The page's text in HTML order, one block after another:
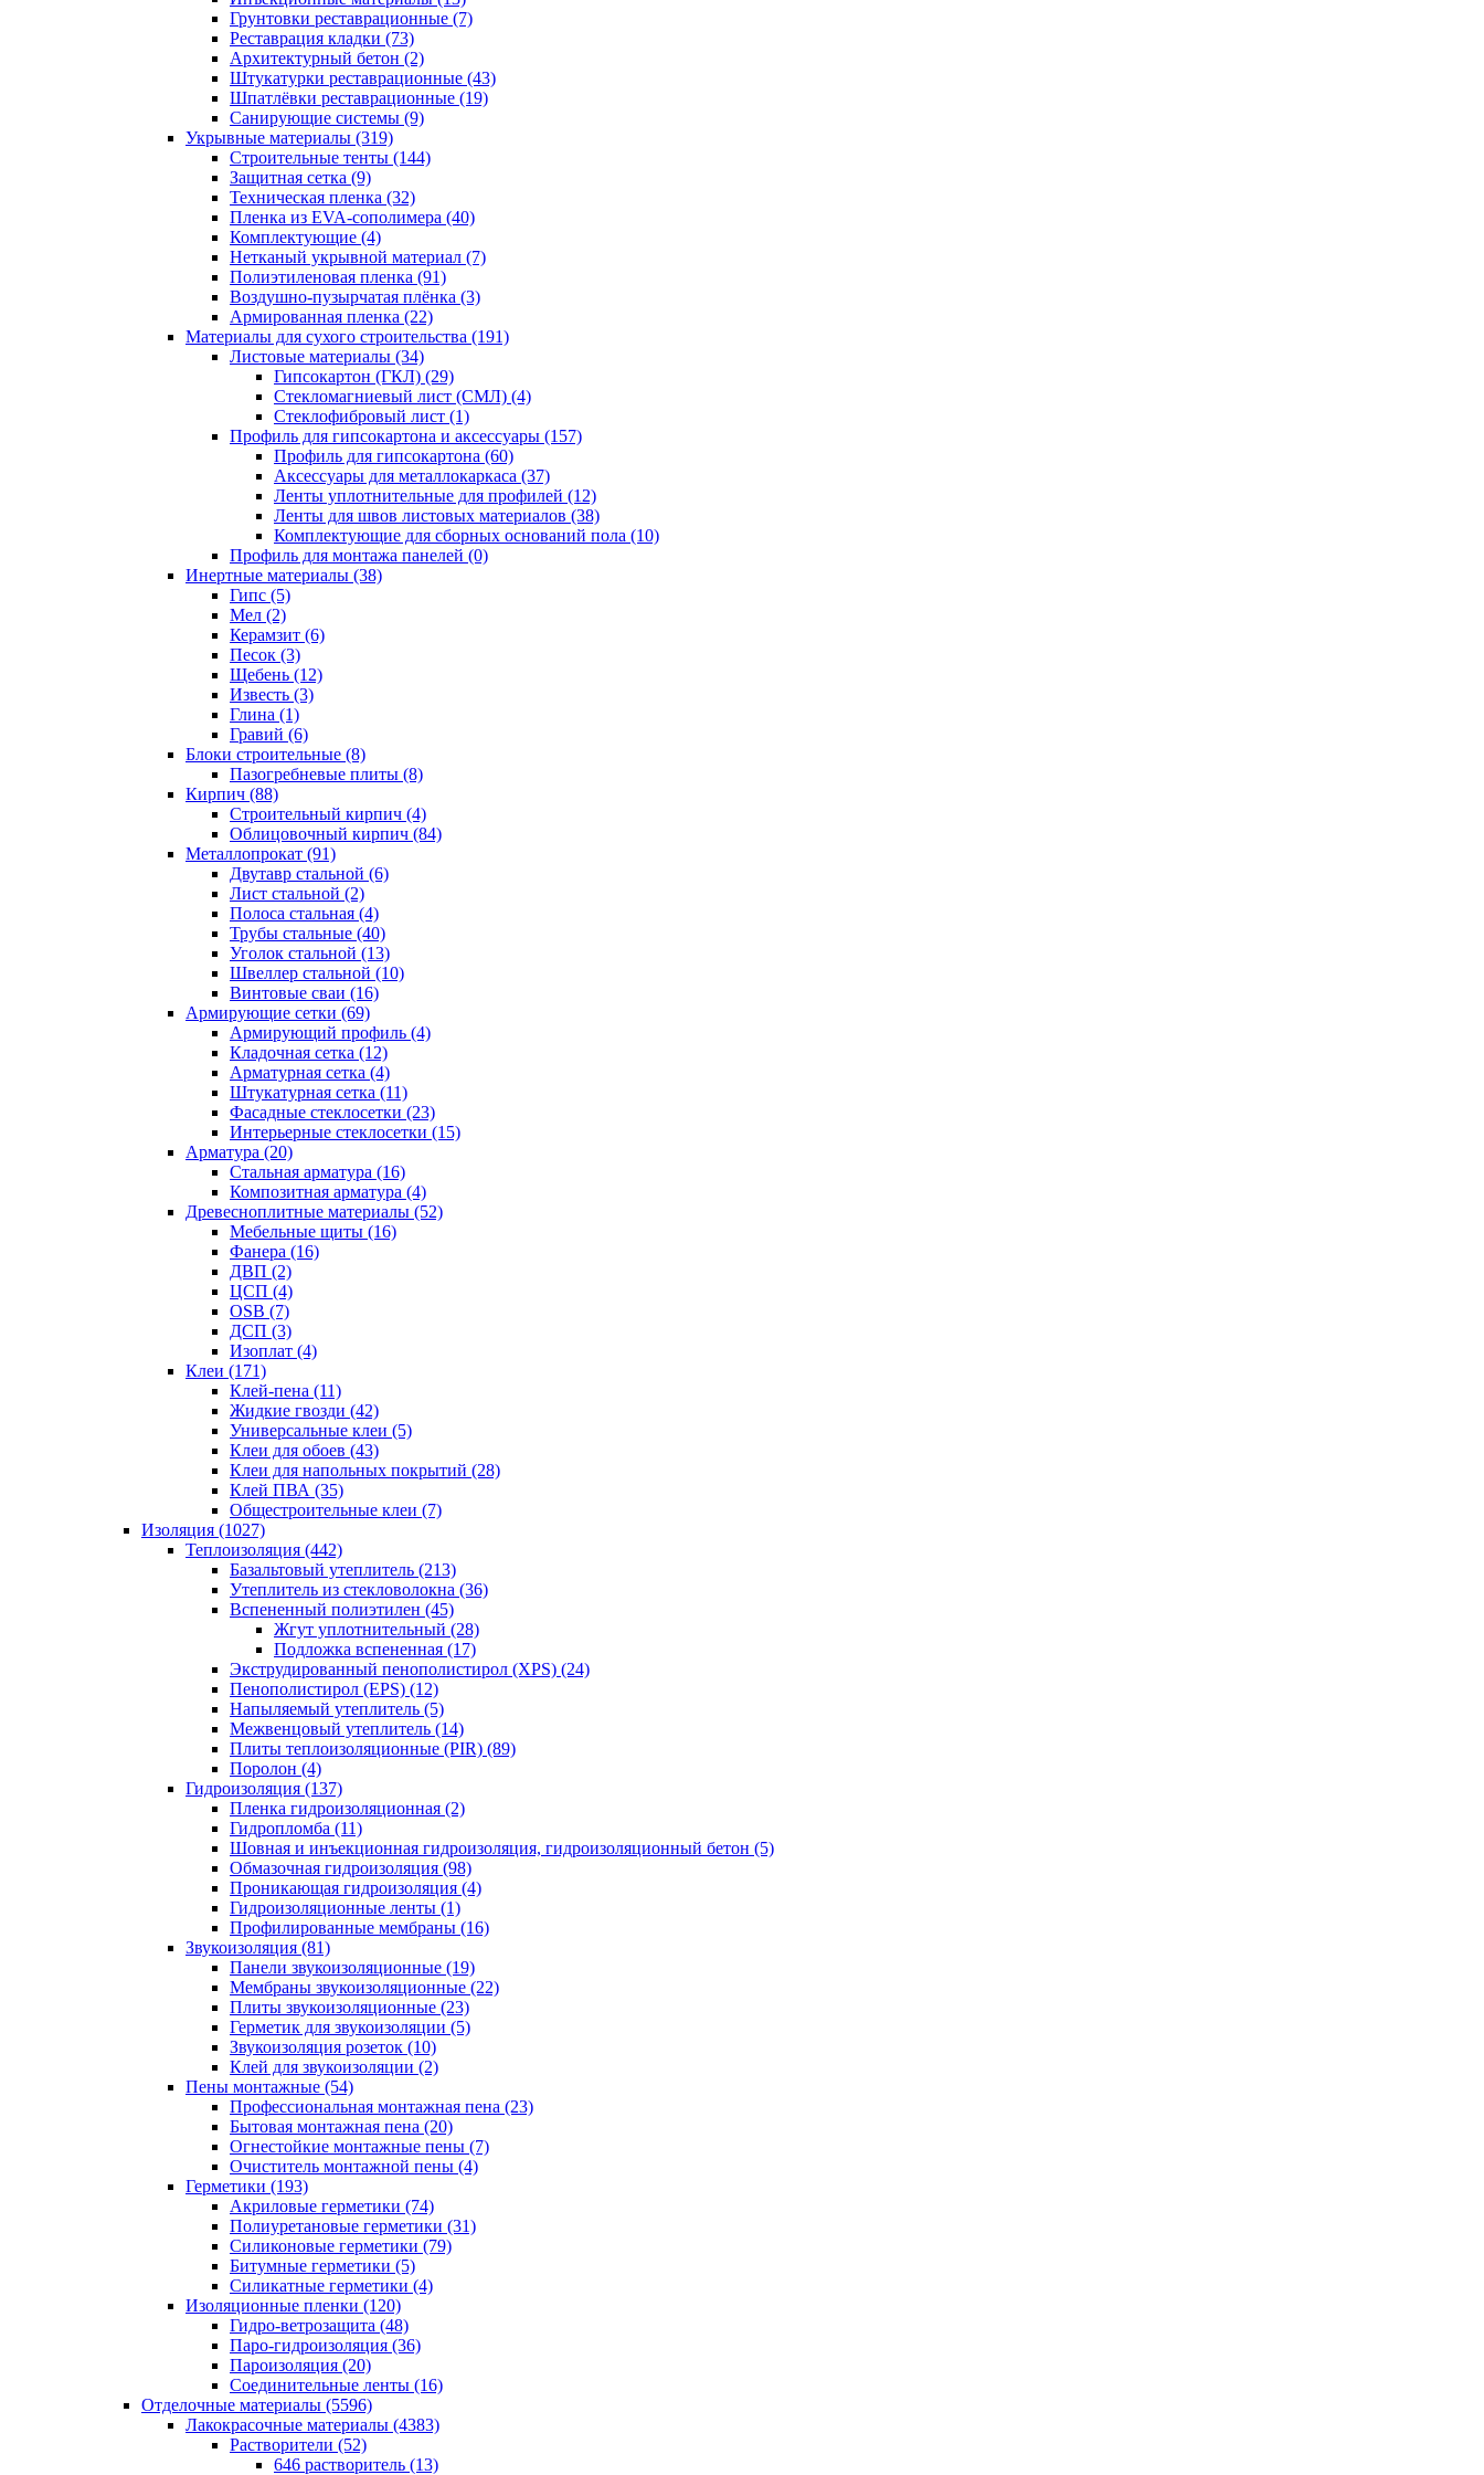
Грунтовки реставрационные (7)
Реставрация кладки (73)
Архитектурный бетон (2)
Штукатурки реставрационные (43)
Шпатлёвки реставрационные (19)
Санирующие системы (9)
Укрывные материалы (319)
Строительные тенты (144)
Защитная сетка (9)
Техническая пленка (32)
Пленка из EVA-сополимера (40)
Комплектующие (4)
Нетканый укрывной материал (7)
Полиэтиленовая пленка (91)
Воздушно-пузырчатая плёнка (3)
Армированная пленка (22)
Материалы для сухого строительства (191)
Листовые материалы (34)
Гипсокартон (ГКЛ) (29)
Стекломагниевый лист (СМЛ) (4)
Cтеклофибровый лист (1)
Профиль для гипсокартона и аксессуары (157)
Профиль для гипсокартона (60)
Аксессуары для металлокаркаса (37)
Ленты уплотнительные для профилей (12)
Ленты для швов листовых материалов (38)
Комплектующие для сборных оснований пола (10)
Профиль для монтажа панелей (0)
Инертные материалы (38)
Гипс (5)
Мел (2)
Керамзит (6)
Песок (3)
Щебень (12)
Известь (3)
Глина (1)
Гравий (6)
Блоки строительные (8)
Пазогребневые плиты (8)
Кирпич (88)
Строительный кирпич (4)
Облицовочный кирпич (84)
Металлопрокат (91)
Двутавр стальной (6)
Лист стальной (2)
Полоса стальная (4)
Трубы стальные (40)
Уголок стальной (13)
Швеллер стальной (10)
Винтовые сваи (16)
Армирующие сетки (69)
Армирующий профиль (4)
Кладочная сетка (12)
Арматурная сетка (4)
Штукатурная сетка (11)
Фасадные стеклосетки (23)
Интерьерные стеклосетки (15)
Арматура (20)
Стальная арматура (16)
Композитная арматура (4)
Древесноплитные материалы (52)
Мебельные щиты (16)
Фанера (16)
ДВП (2)
ЦСП (4)
OSB (7)
ДСП (3)
Изоплат (4)
Клеи (171)
Клей-пена (11)
Жидкие гвозди (42)
Универсальные клеи (5)
Клеи для обоев (43)
Клеи для напольных покрытий (28)
Клей ПВА (35)
Общестроительные клеи (7)
Изоляция (1027)
Теплоизоляция (442)
Базальтовый утеплитель (213)
Утеплитель из стекловолокна (36)
Вспененный полиэтилен (45)
Жгут уплотнительный (28)
Подложка вспененная (17)
Экструдированный пенополистирол (XPS) (24)
Пенополистирол (EPS) (12)
Напыляемый утеплитель (5)
Межвенцовый утеплитель (14)
Плиты теплоизоляционные (PIR) (89)
Поролон (4)
Гидроизоляция (137)
Пленка гидроизоляционная (2)
Гидропломба (11)
Шовная и инъекционная гидроизоляция, гидроизоляционный бетон (5)
Обмазочная гидроизоляция (98)
Проникающая гидроизоляция (4)
Гидроизоляционные ленты (1)
Профилированные мембраны (16)
Звукоизоляция (81)
Панели звукоизоляционные (19)
Мембраны звукоизоляционные (22)
Плиты звукоизоляционные (23)
Герметик для звукоизоляции (5)
Звукоизоляция розеток (10)
Клей для звукоизоляции (2)
Пены монтажные (54)
Профессиональная монтажная пена (23)
Бытовая монтажная пена (20)
Огнестойкие монтажные пены (7)
Очиститель монтажной пены (4)
Герметики (193)
Акриловые герметики (74)
Полиуретановые герметики (31)
Силиконовые герметики (79)
Битумные герметики (5)
Силикатные герметики (4)
Изоляционные пленки (120)
Гидро-ветрозащита (48)
Паро-гидроизоляция (36)
Пароизоляция (20)
Соединительные ленты (16)
Отделочные материалы (5596)
Лакокрасочные материалы (4383)
Растворители (52)
646 растворитель (13)